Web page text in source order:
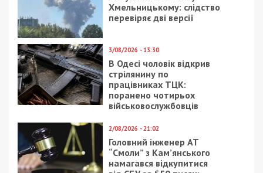
РОЗСЛІДУВАННЯ
21/06/2021 - 12:00
Как в Днепре нашли
могилу известного
архитектора: фото
В Офисе президента
не могут найти нового
губернатора
Днепропетровщины